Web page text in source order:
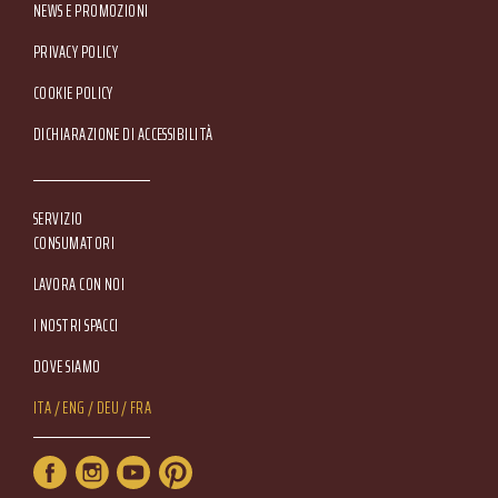
NEWS E PROMOZIONI
Footer Service Menu
PRIVACY POLICY
COOKIE POLICY
DICHIARAZIONE DI ACCESSIBILITÀ
SERVIZIO
CONSUMATORI
LAVORA CON NOI
I NOSTRI SPACCI
DOVE SIAMO
Lang Menu
ITA ENG DEU FRA
Service Menu